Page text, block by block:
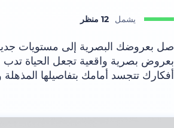
يشمل 12 منظر
صل بعروضك البصرية إلى مستويات
بعروض بصرية واقعية تجعل الحياة
أفكارك تتجسد أمامك بتفاصيلها